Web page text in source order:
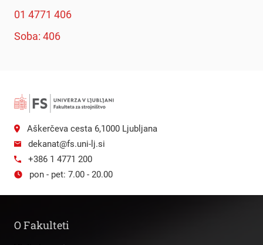
01 4771 406
Soba: 406
Aškerčeva cesta 6,1000 Ljubljana
dekanat@fs.uni-lj.si
+386 1 4771 200
pon - pet: 7.00 - 20.00
O Fakulteti